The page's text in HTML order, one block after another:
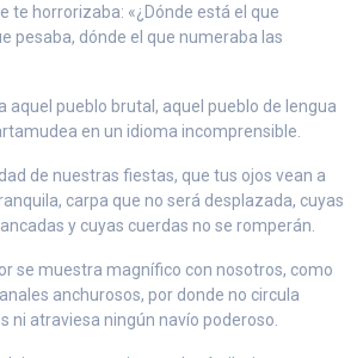
te horrorizaba: «¿Dónde está el que
pesaba, dónde el que numeraba las
aquel pueblo brutal, aquel pueblo de lengua
en un idioma incomprensible.
de nuestras fiestas, que tus ojos vean a
carpa que no será desplazada, cuyas
y cuyas cuerdas no se romperán.
se muestra magnífico con nosotros, como
anchurosos, por donde no circula
ni atraviesa ningún navío poderoso.